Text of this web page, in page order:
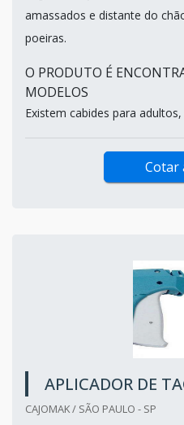
amassados e distante do
poeiras.
O PRODUTO É
MODELOS
Existem cabides para
Cotar
APLICADOR DE
CAJOMAK / SÃO PAULO - SP